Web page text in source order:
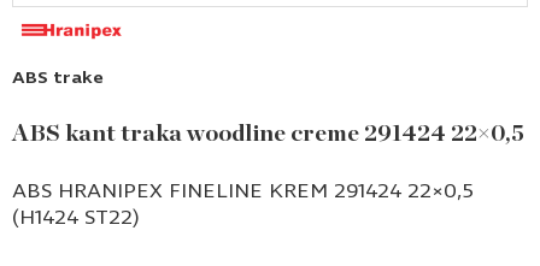
ABS trake
ABS kant traka woodline creme 291424 22×0,5
ABS HRANIPEX FINELINE KREM 291424 22×0,5
(H1424 ST22)